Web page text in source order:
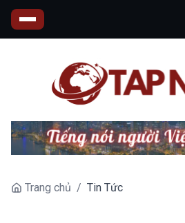
Trang chủ / Tin Tức